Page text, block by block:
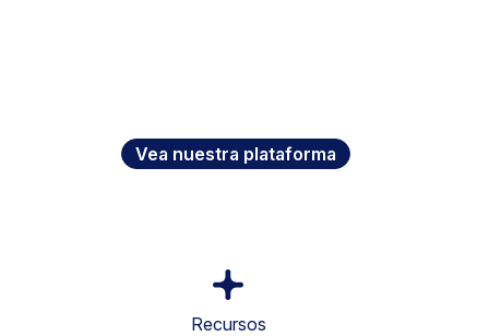
Vea nuestra plataforma
Recursos